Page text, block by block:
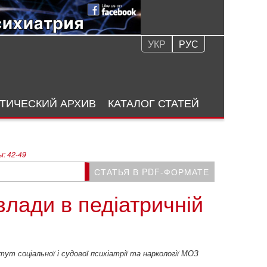
УКР РУС
АРХИВ КАТАЛОГ СТАТЕЙ
42-49
СТАТЬЯ В PDF-ФОРМАТЕ
в педіатричній
соціальної і судової психіатрії та наркології МОЗ